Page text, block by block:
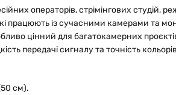
операторів, стрімінгових студій,
працюють із сучасними камерами та
цінний для багатокамерних
передачі сигналу та точність
см).